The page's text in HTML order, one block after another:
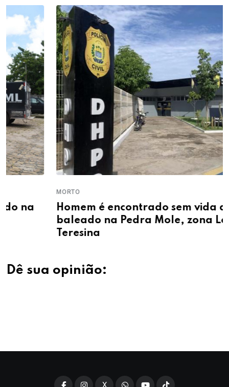
Homem é encontrado sem vida após ser
baleado na Pedra Mole, zona Leste de
Dê sua opinião:
X